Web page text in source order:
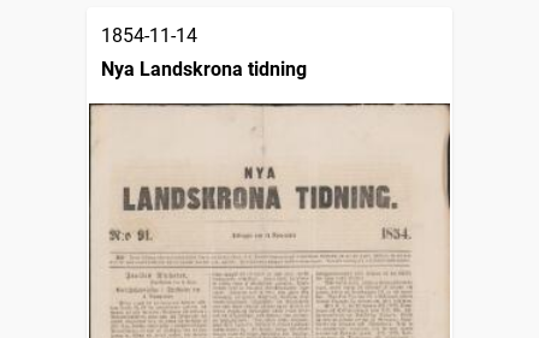
1854-11-14
Nya Landskrona tidning